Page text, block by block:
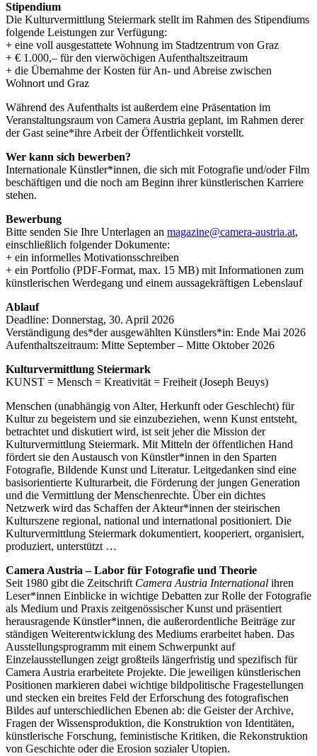
Stipendium
Die Kulturvermittlung Steiermark stellt im Rahmen des Stipendiums
folgende Leistungen zur Verfügung:
+ eine voll ausgestattete Wohnung im Stadtzentrum von Graz
+ € 1.000,– für den vierwöchigen Aufenthaltszeitraum
+ die Übernahme der Kosten für An- und Abreise zwischen
Wohnort und Graz
Während des Aufenthalts ist außerdem eine Präsentation im
Veranstaltungsraum von Camera Austria geplant, im Rahmen derer
der Gast seine*ihre Arbeit der Öffentlichkeit vorstellt.
Wer kann sich bewerben?
Internationale Künstler*innen, die sich mit Fotografie und/oder Film
beschäftigen und die noch am Beginn ihrer künstlerischen Karriere
stehen.
Bewerbung
Bitte senden Sie Ihre Unterlagen an magazine@camera-austria.at,
einschließlich folgender Dokumente:
+ ein informelles Motivationsschreiben
+ ein Portfolio (PDF-Format, max. 15 MB) mit Informationen zum
künstlerischen Werdegang und einem aussagekräftigen Lebenslauf
Ablauf
Deadline: Donnerstag, 30. April 2026
Verständigung des*der ausgewählten Künstlers*in: Ende Mai 2026
Aufenthaltszeitraum: Mitte September – Mitte Oktober 2026
Kulturvermittlung Steiermark
KUNST = Mensch = Kreativität = Freiheit (Joseph Beuys)
Menschen (unabhängig von Alter, Herkunft oder Geschlecht) für
Kultur zu begeistern und sie einzubeziehen, wenn Kunst entsteht,
betrachtet und diskutiert wird, ist seit jeher die Mission der
Kulturvermittlung Steiermark. Mit Mitteln der öffentlichen Hand
fördert sie den Austausch von Künstler*innen in den Sparten
Fotografie, Bildende Kunst und Literatur. Leitgedanken sind eine
basisorientierte Kulturarbeit, die Förderung der jungen Generation
und die Vermittlung der Menschenrechte. Über ein dichtes
Netzwerk wird das Schaffen der Akteur*innen der steirischen
Kulturszene regional, national und international positioniert. Die
Kulturvermittlung Steiermark dokumentiert, kooperiert, organisiert,
produziert, unterstützt …
Camera Austria – Labor für Fotografie und Theorie
Seit 1980 gibt die Zeitschrift Camera Austria International ihren
Leser*innen Einblicke in wichtige Debatten zur Rolle der Fotografie
als Medium und Praxis zeitgenössischer Kunst und präsentiert
herausragende Künstler*innen, die außerordentliche Beiträge zur
ständigen Weiterentwicklung des Mediums erarbeitet haben. Das
Ausstellungsprogramm mit einem Schwerpunkt auf
Einzelausstellungen zeigt großteils längerfristig und spezifisch für
Camera Austria erarbeitete Projekte. Die jeweiligen künstlerischen
Positionen markieren dabei wichtige bildpolitische Fragestellungen
und stecken ein breites Feld der Erforschung des fotografischen
Bildes auf unterschiedlichen Ebenen ab: die Geister der Archive,
Fragen der Wissensproduktion, die Konstruktion von Identitäten,
künstlerische Forschung, feministische Kritiken, die Rekonstruktion
von Geschichte oder die Erosion sozialer Utopien.